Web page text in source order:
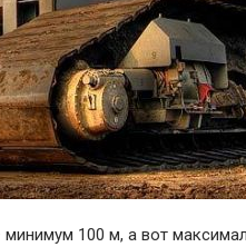
минимум 100 м, а вот